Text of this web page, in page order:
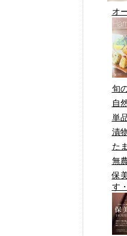
オ
旬
自
単
漬
た
無
保
す